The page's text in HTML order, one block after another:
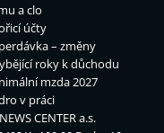
a clo
účty
– změny
roky k důchodu
mzda 2027
v práci
CENTER a.s.